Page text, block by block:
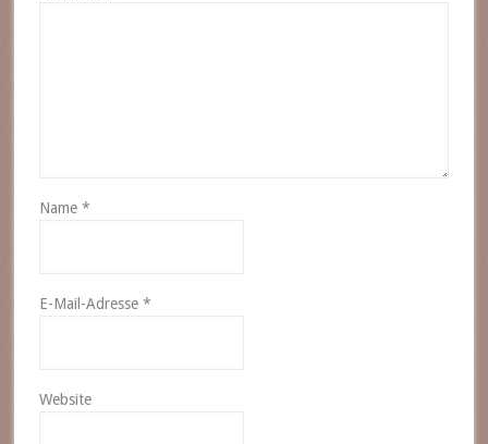
Name *
E-Mail-Adresse *
Website